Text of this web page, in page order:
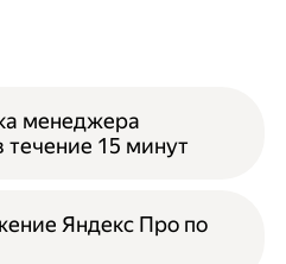
менеджера
15 минут
Яндекс Про по